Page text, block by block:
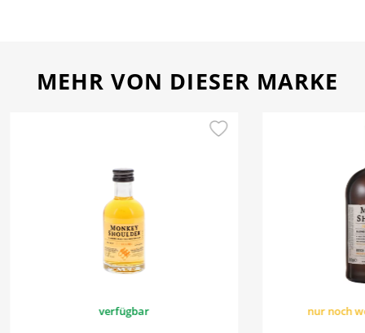
MEHR VON DIESER MARKE
verfügbar nur noch